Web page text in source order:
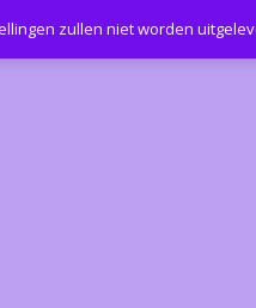
zullen niet worden